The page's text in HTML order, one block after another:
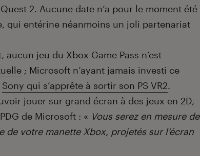
2. Aucune date n’a pour le moment été
qui entérine néanmoins un joli partenariat
aucun jeu du Xbox Game Pass n’est
; Microsoft n’ayant jamais investi ce
Sony qui s’apprête à sortir son PS VR2.
jouer sur grand écran à des jeux en 2D,
de Microsoft : « Vous serez en mesure de
de votre manette Xbox, projetés sur l’écran